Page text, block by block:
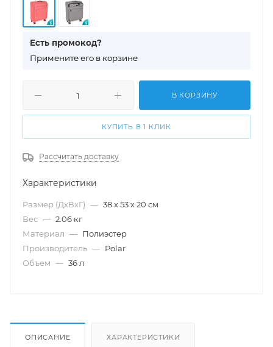
Есть промокод?
Примените его в корзине
В КОРЗИНУ
КУПИТЬ В 1 КЛИК
Рассчитать доставку
Характеристики
Размер (ДхВхГ) — 38 х 53 х 20 см
Вес — 2.06 кг
Материал — Полиэстер
Производитель — Polar
Объем — 36 л
ОПИСАНИЕ ХАРАКТЕРИСТИКИ